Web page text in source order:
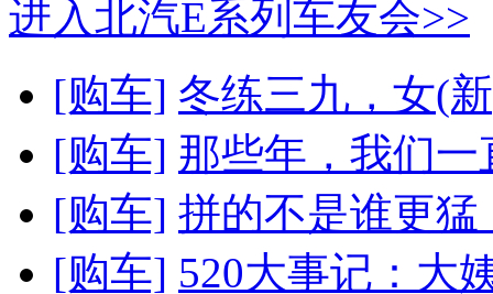
进入北汽E系列车友会>>
[购车] 冬练三九，女(
[购车] 那些年，我们
[购车] 拼的不是谁更
[购车] 520大事记：大